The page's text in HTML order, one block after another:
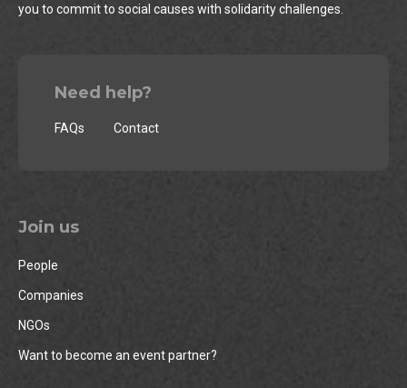
you to commit to social causes with solidarity challenges.
Need help?
FAQs Contact
Join us
People
Companies
NGOs
Want to become an event partner?